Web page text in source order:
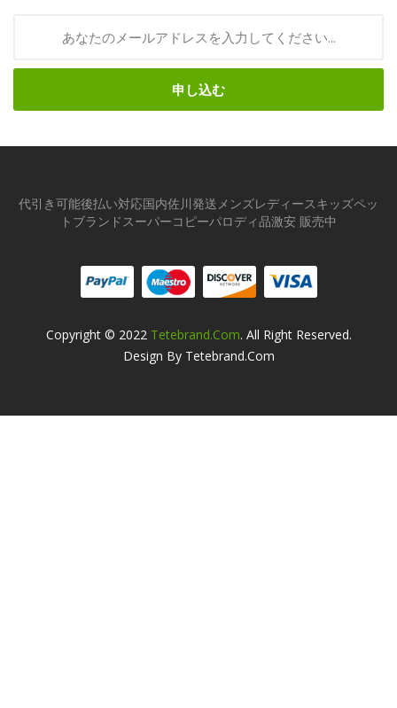
申し込む
代引き可能後払い対応国内佐川発送メンズレディースキッズペッ
トブランドスーパーコピーパロディ品激安 販売中
Copyright © 2022 Tetebrand.com. All Right Reserved.
Design By Tetebrand.com